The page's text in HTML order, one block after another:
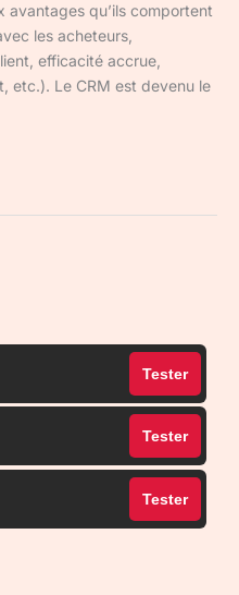
qu’ils comportent
les acheteurs,
efficacité accrue,
etc.). Le CRM est devenu le
Tester
Tester
Tester